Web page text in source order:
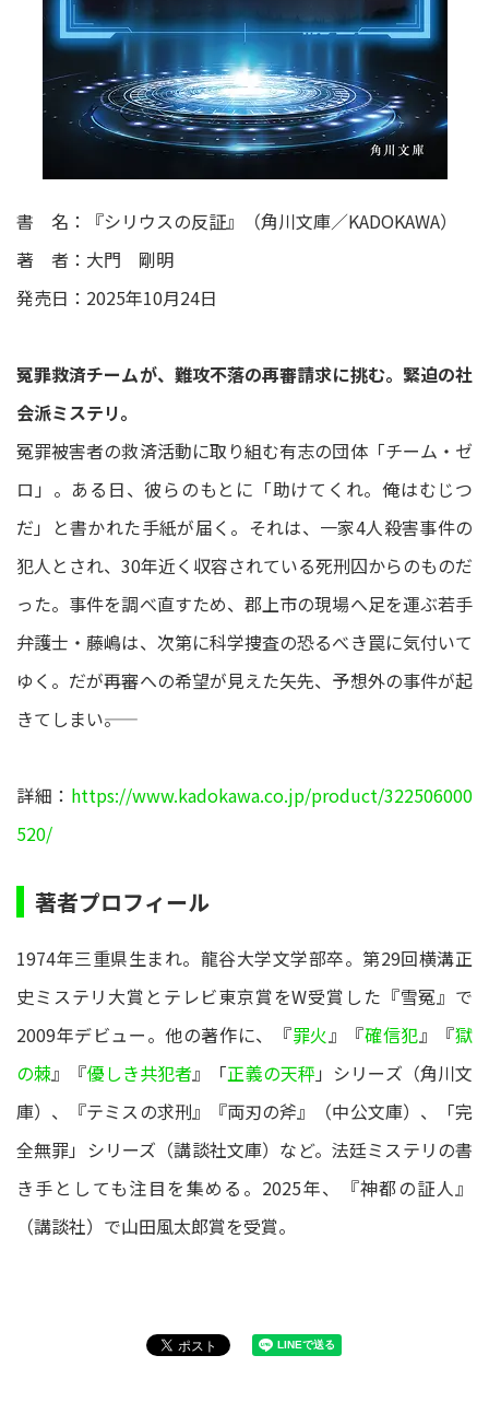
書 名：『シリウスの反証』（角川文庫／KADOKAWA）
著 者：大門 剛明
発売日：2025年10月24日
冤罪救済チームが、難攻不落の再審請求に挑む。緊迫の社
会派ミステリ。
冤罪被害者の救済活動に取り組む有志の団体「チーム・ゼ
ロ」。ある日、彼らのもとに「助けてくれ。俺はむじつ
だ」と書かれた手紙が届く。それは、一家4人殺害事件の
犯人とされ、30年近く収容されている死刑囚からのものだ
った。事件を調べ直すため、郡上市の現場へ足を運ぶ若手
弁護士・藤嶋は、次第に科学捜査の恐るべき罠に気付いて
ゆく。だが再審への希望が見えた矢先、予想外の事件が起
きてしまい――。
詳細： https://www.kadokawa.co.jp/product/322506000
520/
著者プロフィール
1974年三重県生まれ。龍谷大学文学部卒。第29回横溝正
史ミステリ大賞とテレビ東京賞をW受賞した『雪冤』で
2009年デビュー。他の著作に、『罪火』『確信犯』『獄
の棘』『優しき共犯者』「正義の天秤 」シリーズ（角川文
庫）、『テミスの求刑』『両刃の斧』（中公文庫）、「完
全無罪」シリーズ（講談社文庫）など。法廷ミステリの書
き手としても注目を集める。2025年、『神都の証人』
（講談社）で山田風太郎賞を受賞。